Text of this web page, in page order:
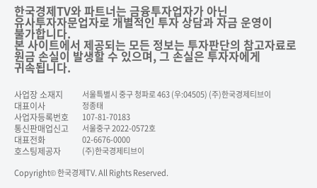
한국경제TV와 파트너는 금융투자업자가 아닌
유사투자자문업자로 개별적인 투자 상담과 자금 운영이
불가합니다.
본 사이트에서 제공되는 모든 정보는 투자판단의 참고자료로
원금 손실이 발생할 수 있으며, 그 손실은 투자자에게
귀속됩니다.
사업장 소재지 서울특별시 중구 청파로 463 (우:04505) (주)한국경제티브이
대표이사 정종태
사업자등록번호 107-81-70183
통신판매업신고 서울중구 2022-0572호
대표전화 02-6676-0000
호스팅제공자
(주)한국경제티브이
Copyright© 한국경제TV. All Rights Reserved.